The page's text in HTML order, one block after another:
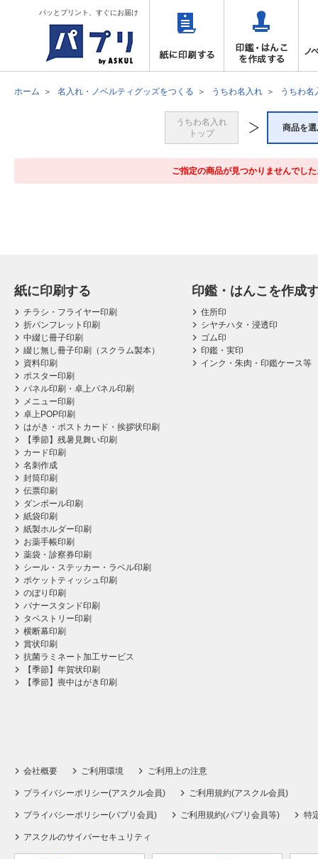
パッとプリント、すぐにお届け
ホーム 名入れ・ノベルティグッズをつくる うちわ名入れ うちわ名
うちわ名入れ
トップ
商品を
ご指定の商品が見つかりませんでし
紙に印刷する
チラシ・フライヤー印刷
折パンフレット印刷
中綴じ冊子印刷
綴じ無し冊子印刷（スクラム製本）
資料印刷
ポスター印刷
パネル印刷・卓上パネル印刷
メニュー印刷
卓上POP印刷
はがき・ポストカード・挨拶状印刷
【季節】残暑見舞い印刷
カード印刷
名刺作成
封筒印刷
伝票印刷
ダンボール印刷
紙袋印刷
紙製ホルダー印刷
お薬手帳印刷
薬袋・診察券印刷
シール・ステッカー・ラベル印刷
ポケットティッシュ印刷
のぼり印刷
バナースタンド印刷
タペストリー印刷
横断幕印刷
賞状印刷
抗菌ラミネート加工サービス
【季節】年賀状印刷
【季節】喪中はがき印刷
印鑑・はんこを作成
住所印
シヤチハタ・浸透印
ゴム印
印鑑・実印
インク・朱肉・印鑑ケース等
会社概要 ご利用環境 ご利用上の注意
プライバシーポリシー(アスクル会員) ご利用規約(アスクル会員)
プライバシーポリシー(パプリ会員) ご利用規約(パプリ会員等) 特
アスクルのサイバーセキュリティ